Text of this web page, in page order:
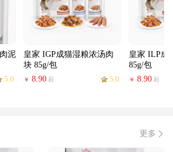
泥
5.0
皇家 IGP成猫湿粮浓汤肉
块 85g/包
￥ 8.90 起 5.0
皇家 ILP成
85g/包
￥ 8.90 起
更多